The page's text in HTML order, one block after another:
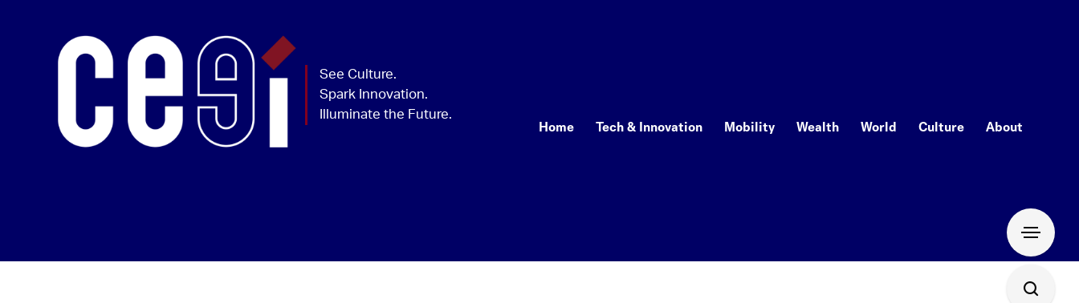
Home Tech & Innovation Mobility Wealth World Culture About